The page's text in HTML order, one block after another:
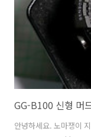
GG-B100 신형 머
안녕하세요. 노마쟁이